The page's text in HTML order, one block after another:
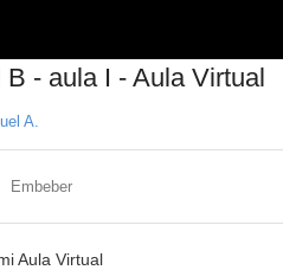
- aula I - Aula Virtual
A.
Embeber
Aula Virtual